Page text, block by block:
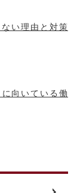
い理由と対策
向いている働